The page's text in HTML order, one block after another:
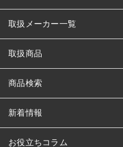
取扱メーカー一覧
取扱商品
商品検索
新着情報
お役立ちコラム